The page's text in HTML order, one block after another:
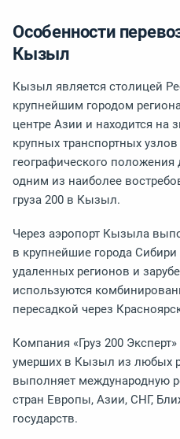
Особенности
Кызыл
Кызыл является столицей
крупнейшим городом
центре Азии и находится на
крупных транспортных
географического
одним из наиболее
груза 200 в Кызыл.
Через аэропорт Кызыла
в крупнейшие города
удаленных регионов и
используются
пересадкой через
Компания «Груз 200
умерших в Кызыл из любых
выполняет международную
стран Европы, Азии, СНГ,
государств.